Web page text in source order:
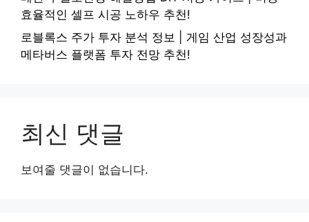
효율적인 셀프 시공 노하우 추천!
로블록스 주가 투자 분석 정보 | 게임 산업 성장성과
메타버스 플랫폼 투자 전망 추천!
최신 댓글
보여줄 댓글이 없습니다.